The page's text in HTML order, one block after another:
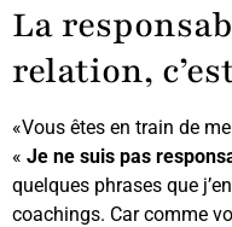
La
relation,
«Vous êtes en train de
« Je ne suis pas
quelques phrases que
coachings. Car comme